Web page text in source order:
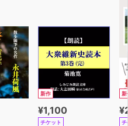
最も働きながら
やってきたのです！！！
と本が読めなくなるの
新作
¥1,100
チケット
新
チ